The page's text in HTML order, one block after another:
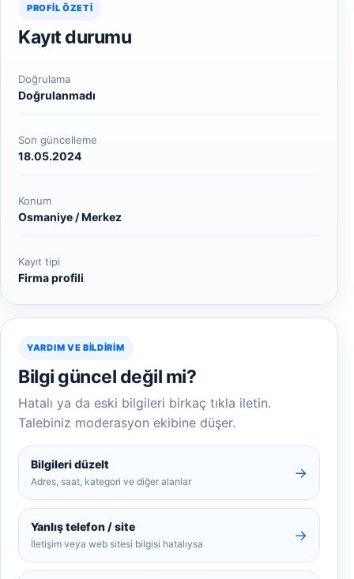
PROFIL ÖZETI
Kayıt durumu
Doğrulama
Doğrulanmadı
Son güncelleme
18.05.2024
Konum
Osmaniye / Merkez
Kayıt tipi
Firma profili
YARDIM VE BILDIRIM
Bilgi güncel değil mi?
Hatalı ya da eski bilgileri birkaç tıkla iletin.
Talebiniz moderasyon ekibine düşer.
Bilgileri düzelt
Adres, saat, kategori ve diğer alanlar
→
Yanlış telefon / site
İletişim veya web sitesi bilgisi hatalıysa
→